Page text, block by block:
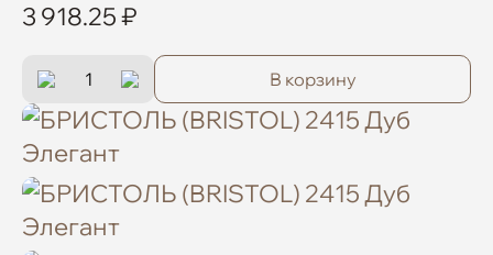
3 918.25 ₽
В корзину